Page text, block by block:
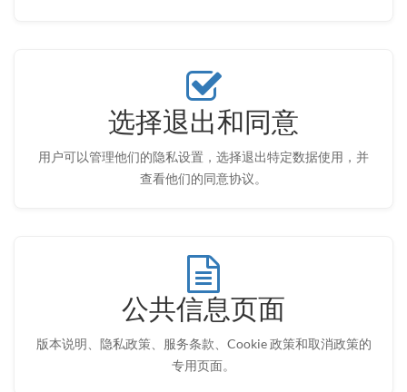
选择退出和同意
用户可以管理他们的隐私设置，选择退出特定数据使用，并
查看他们的同意协议。
公共信息页面
版本说明、隐私政策、服务条款、Cookie 政策和取消政策的
专用页面。